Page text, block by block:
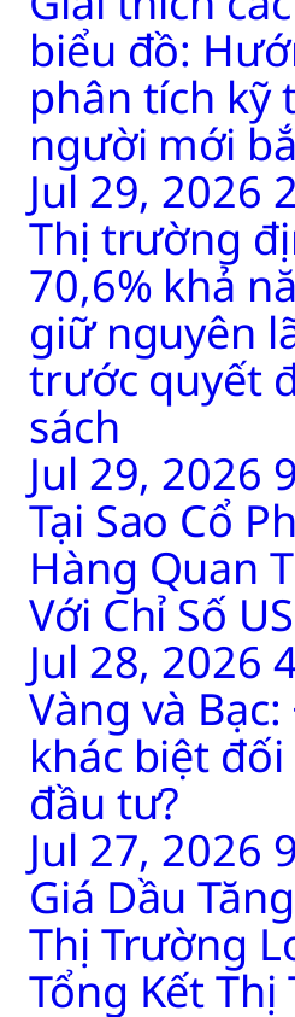
biểu đồ:
phân tích kỹ
người mới
Jul 29, 2026
Thị trường
70,6% khả
giữ nguyên
trước quyết
sách
Jul 29, 2026
Tại Sao Cổ
Hàng Quan
Với Chỉ Số
Jul 28, 2026
Vàng và
khác biệt
đầu tư?
Jul 27, 2026
Giá Dầu
Thị Trường
Tổng Kết Thị